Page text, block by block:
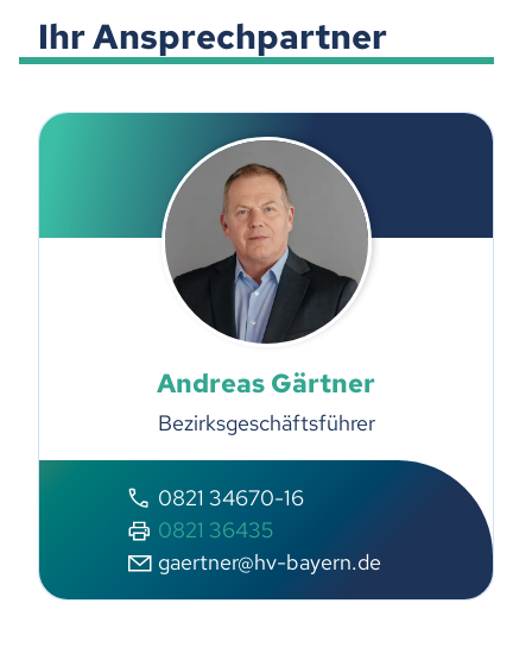
Ihr Ansprechpartner
Andreas Gärtner
Bezirksgeschäftsführer
0821 34670-16
0821 36435
gaertner@hv-bayern.de